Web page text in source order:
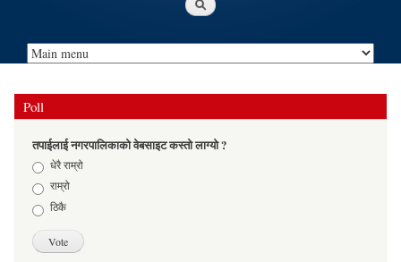
Poll
तपाईलाई नगरपालिकाको वेबसाइट कस्तो लाग्यो ?
Choicesधेरै राम्रो
राम्रो
ठिकै